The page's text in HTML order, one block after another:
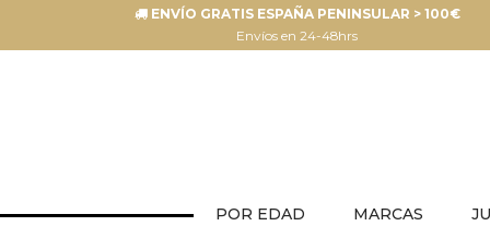
ENVÍO GRATIS ESPAÑA PENINSULAR > 100€
Envíos en 24-48hrs
POR EDAD MARCAS